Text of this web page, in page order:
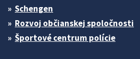
Schengen
Rozvoj občianskej spoločnosti
Športové centrum polície